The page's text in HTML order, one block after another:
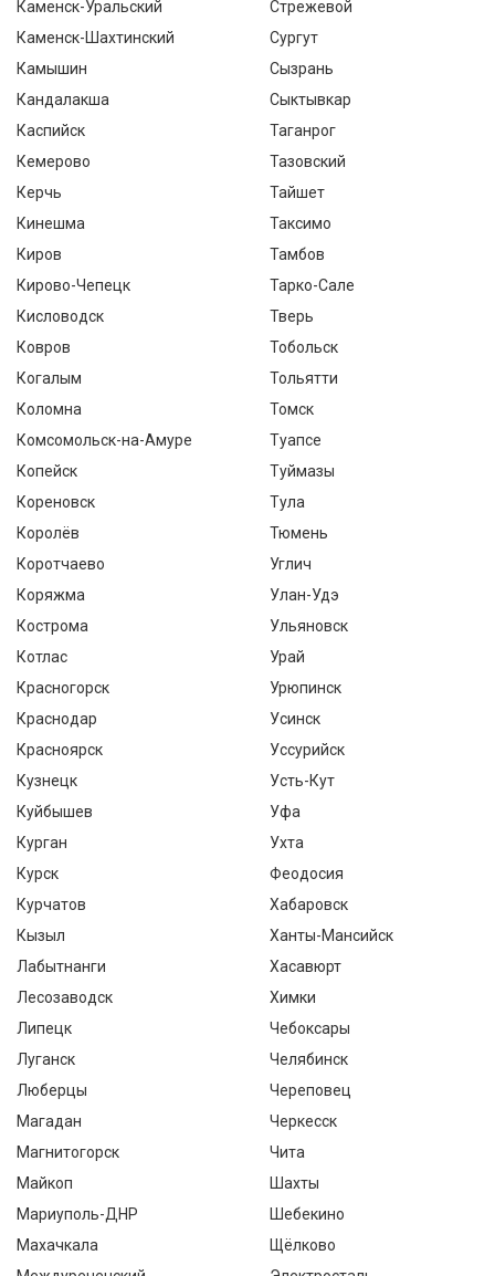
Каменск-Уральский
Каменск-Шахтинский
Камышин
Кандалакша
Каспийск
Кемерово
Керчь
Кинешма
Киров
Кирово-Чепецк
Кисловодск
Ковров
Когалым
Коломна
Комсомольск-на-Амуре
Копейск
Кореновск
Королёв
Коротчаево
Коряжма
Кострома
Котлас
Красногорск
Краснодар
Красноярск
Кузнецк
Куйбышев
Курган
Курск
Курчатов
Кызыл
Лабытнанги
Лесозаводск
Липецк
Луганск
Люберцы
Магадан
Магнитогорск
Майкоп
Мариуполь-ДНР
Махачкала
Стрежевой
Сургут
Сызрань
Сыктывкар
Таганрог
Тазовский
Тайшет
Таксимо
Тамбов
Тарко-Сале
Тверь
Тобольск
Тольятти
Томск
Туапсе
Туймазы
Тула
Тюмень
Углич
Улан-Удэ
Ульяновск
Урай
Урюпинск
Усинск
Уссурийск
Усть-Кут
Уфа
Ухта
Феодосия
Хабаровск
Ханты-Мансийск
Хасавюрт
Химки
Чебоксары
Челябинск
Череповец
Черкесск
Чита
Шахты
Шебекино
Щёлково